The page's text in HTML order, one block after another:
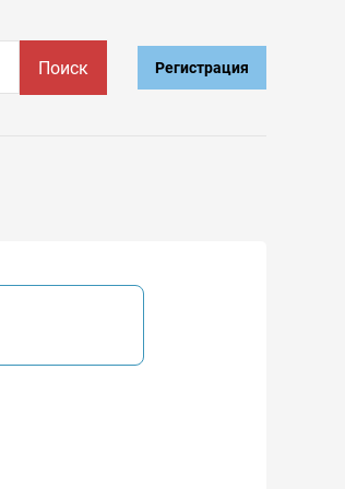
Поиск Регистрация